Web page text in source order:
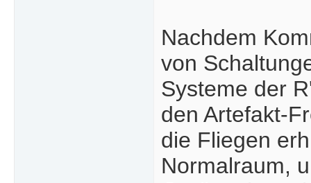
Nachdem
von
Systeme der
den Artefakt-
die Fliegen
Normalraum,